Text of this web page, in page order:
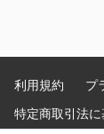
利用規約
プ
特定商取引法